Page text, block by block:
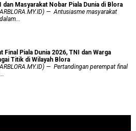
dan Masyarakat Nobar Piala Dunia di Blora
— Antusiasme masyarakat
Final Piala Dunia 2026, TNI dan Warga
Titik di Wilayah Blora
— Pertandingan perempat final